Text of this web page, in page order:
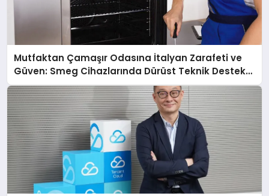
Mutfaktan Çamaşır Odasına İtalyan Zarafeti ve
Güven: Smeg Cihazlarında Dürüst Teknik Destek
Deneyimi